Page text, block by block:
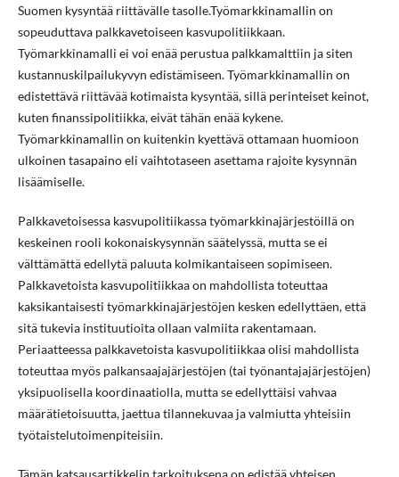
Suomen kysyntää riittävälle tasolle.Työmarkkinamallin on
sopeuduttava palkkavetoiseen kasvupolitiikkaan.
Työmarkkinamalli ei voi enää perustua palkkamalttiin ja siten
kustannuskilpailukyvyn edistämiseen. Työmarkkinamallin on
edistettävä riittävää kotimaista kysyntää, sillä perinteiset keinot,
kuten finanssipolitiikka, eivät tähän enää kykene.
Työmarkkinamallin on kuitenkin kyettävä ottamaan huomioon
ulkoinen tasapaino eli vaihtotaseen asettama rajoite kysynnän
lisäämiselle.
Palkkavetoisessa kasvupolitiikassa työmarkkinajärjestöillä on
keskeinen rooli kokonaiskysynnän säätelyssä, mutta se ei
välttämättä edellytä paluuta kolmikantaiseen sopimiseen.
Palkkavetoista kasvupolitiikkaa on mahdollista toteuttaa
kaksikantaisesti työmarkkinajärjestöjen kesken edellyttäen, että
sitä tukevia instituutioita ollaan valmiita rakentamaan.
Periaatteessa palkkavetoista kasvupolitiikkaa olisi mahdollista
toteuttaa myös palkansaajajärjestöjen (tai työnantajajärjestöjen)
yksipuolisella koordinaatiolla, mutta se edellyttäisi vahvaa
määrätietoisuutta, jaettua tilannekuvaa ja valmiutta yhteisiin
työtaistelutoimenpiteisiin.
Tämän katsausartikkelin tarkoituksena on edistää yhteisen